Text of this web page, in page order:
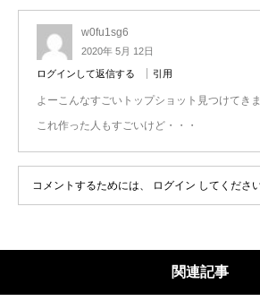
w0fu1sg6
2020年 5月 12日
ログインして返信する 引用
よーこんなすごいトップショット見つけてき
これ作った人もすごいけど・・・
コメントするためには、 ログイン してください
関連記事